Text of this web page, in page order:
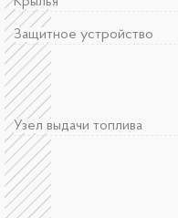
Защитное устройство
Узел выдачи топлива